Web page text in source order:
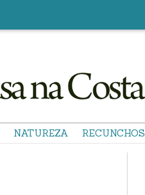
NATUREZA RECUNCHOS